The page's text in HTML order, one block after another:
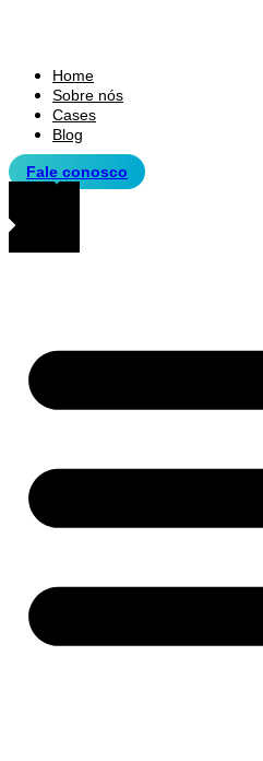
Home
Sobre nós
Cases
Blog
Fale conosco